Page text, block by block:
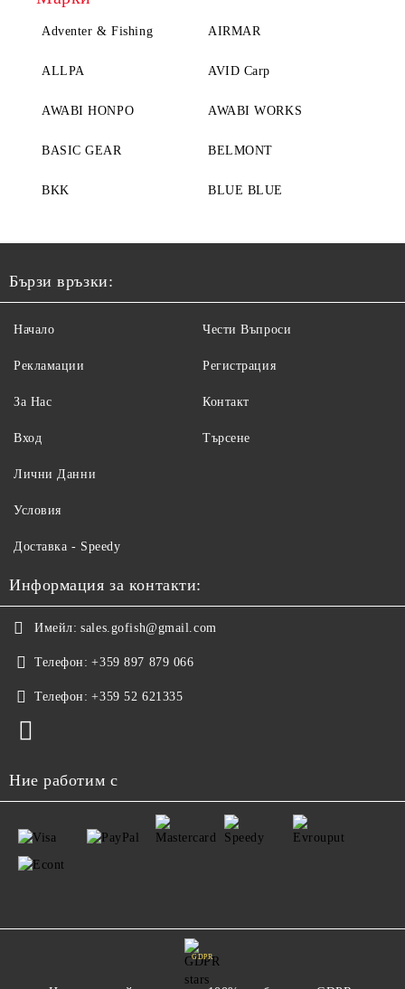
Adventer & Fishing AIRMAR
ALLPA AVID Carp
AWABI HONPO AWABI WORKS
BASIC GEAR BELMONT
BKK BLUE BLUE
Бързи връзки:
Начало
Рекламации
За Нас
Вход
Чести Въпроси
Регистрация
Контакт
Търсене
Лични Данни
Условия
Доставка - Speedy
Информация за контакти:
Имейл: sales.gofish@gmail.com
Телефон: +359 897 879 066
Телефон: +359 52 621335
Ние работим с
GDPR